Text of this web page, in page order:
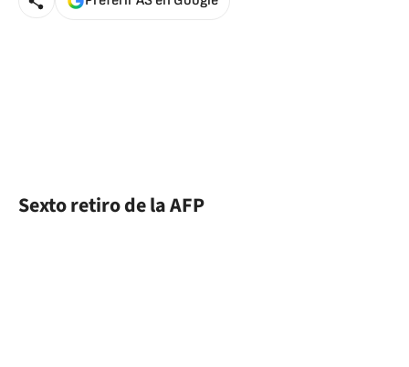
Sexto retiro de la AFP